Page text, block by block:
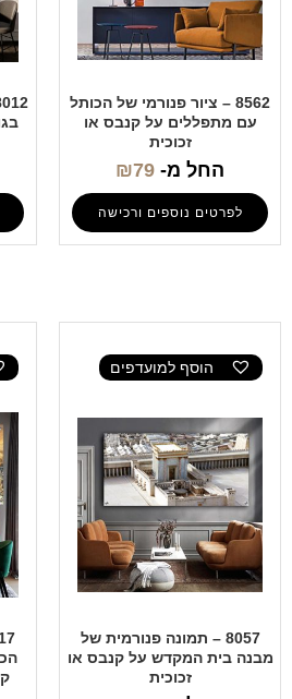
8562 – ציור פנורמי של הכותל
עם מתפללים על קנבס או
זכוכית
החל מ- ₪79
לפרטים נוספים ורכישה
הוסף למועדפים
8057 – תמונה פנורמית של
מבנה בית המקדש על קנבס או
זכוכית